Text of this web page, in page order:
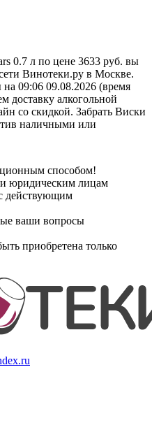
0.7 л по цене 3633 руб. вы
Винотеки.ру в Москве.
09:06 09.08.2026 (время
доставку алкогольной
со скидкой. Забрать Виски
наличными или
способом!
юридическим лицам
действующим
ваши вопросы
приобретена только